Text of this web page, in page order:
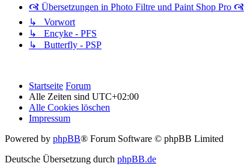
🙧 Übersetzungen in Photo Filtre und Paint Shop Pro 🙧
↳ Vorwort
↳ Encyke - PFS
↳ Butterfly - PSP
Startseite Forum
Alle Zeiten sind UTC+02:00
Alle Cookies löschen
Impressum
Powered by phpBB® Forum Software © phpBB Limited
Deutsche Übersetzung durch phpBB.de